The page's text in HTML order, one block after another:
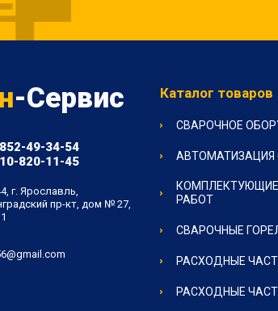
-Сервис
49-34-54
820-11-45
г. Ярославль,
пр-кт, дом № 27,
Каталог товаров
СВАРОЧНОЕ
АВТОМАТИЗАЦИЯ
РАБОТ
СВАРОЧНЫЕ
РАСХОДНЫЕ
РАСХОДНЫЕ